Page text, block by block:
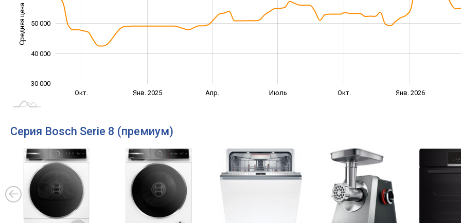
Средняя цена 30 000
30 000
40 000
50 000
Окт. Янв. 2025 Апр. Июль Окт. Янв. 2026
Серия Bosch Serie 8 (премиум)